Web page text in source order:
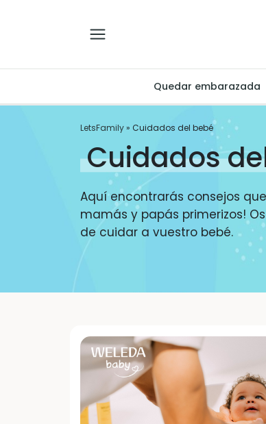
Quedar embarazada
LetsFamily» Cuidados del bebé
Cuidados
Aquí encontrarás consejos
mamás y papás primerizos!
de cuidar a vuestro bebé.